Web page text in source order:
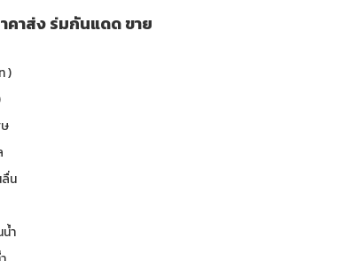
าส่ง ร่มกันแดด ขาย
)
น
ำ